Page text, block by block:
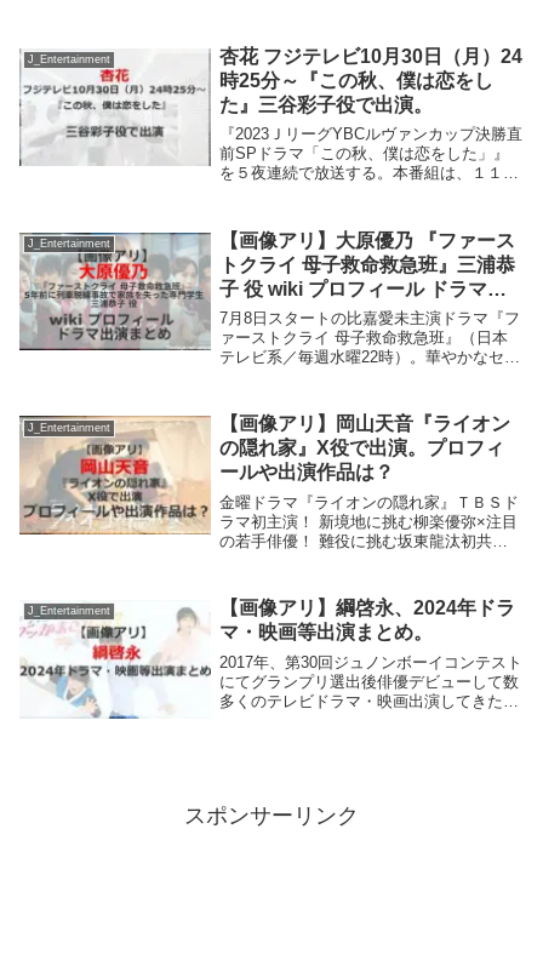
くらい すずこ）は「香川生まれの大阪育
ち」...
J_Entertainment
杏花 フジテレビ10月30日（月）24
時25分～『この秋、僕は恋をし
た』三谷彩子役で出演。
『2023ＪリーグYBCルヴァンカップ決勝直
前SPドラマ「この秋、僕は恋をした」』
を５夜連続で放送する。本番組は、１１月
アビスパ福岡×浦和レッズ』を熱く盛り
上...
J_Entertainment
【画像アリ】大原優乃 『ファース
トクライ 母子救命救急班』三浦恭
子 役 wiki プロフィール ドラマ出
演まとめ
7月8日スタートの比嘉愛未主演ドラマ『フ
ァーストクライ 母子救命救急班』（日本
テレビ系／毎週水曜22時）。華やかなセレ
ーテインメント。片耳に難聴を抱えながら
も卓越し...
J_Entertainment
【画像アリ】岡山天音『ライオン
の隠れ家』X役で出演。プロフィ
ールや出演作品は？
金曜ドラマ『ライオンの隠れ家』ＴＢＳド
ラマ初主演！ 新境地に挑む柳楽優弥×注目
の若手俳優！ 難役に挑む坂東龍汰初共演
に、突然現れた「ライオン」と名乗る謎の
男の子この...
J_Entertainment
【画像アリ】綱啓永、2024年ドラ
マ・映画等出演まとめ。
2017年、第30回ジュノンボーイコンテスト
にてグランプリ選出後俳優デビューして数
多くのテレビドラマ・映画出演してきた。
スポンサーリンク